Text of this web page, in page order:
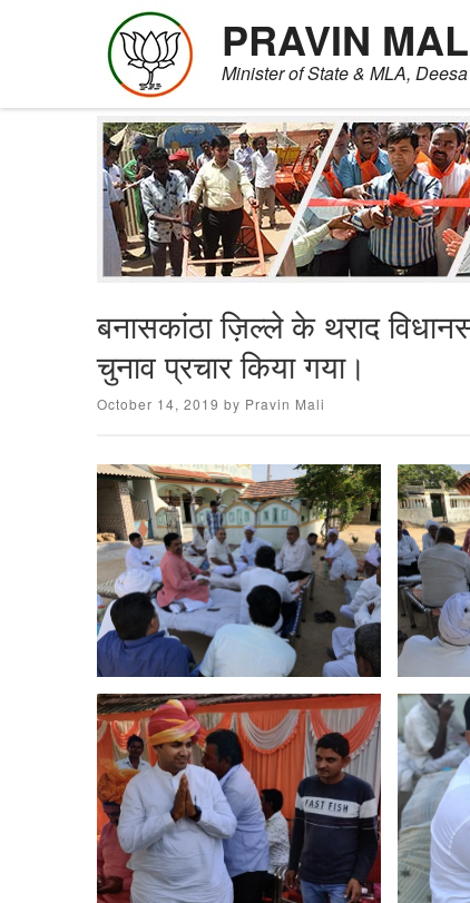
PRAVIN
Minister of State & MLA,
बनासकांठा ज़िल्ले के थराद
चुनाव प्रचार किया गया।
Posted
October 14, 2019 by Pravin Mali